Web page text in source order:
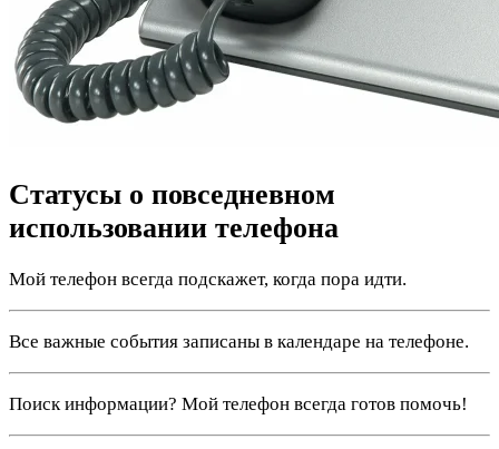
Статусы о повседневном
использовании телефона
Мой телефон всегда подскажет, когда пора идти.
Все важные события записаны в календаре на телефоне.
Поиск информации? Мой телефон всегда готов помочь!